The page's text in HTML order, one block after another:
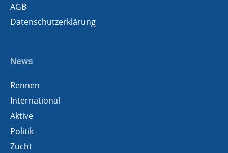
AGB
Datenschutzerklärung
News
Rennen
International
Aktive
Politik
Zucht